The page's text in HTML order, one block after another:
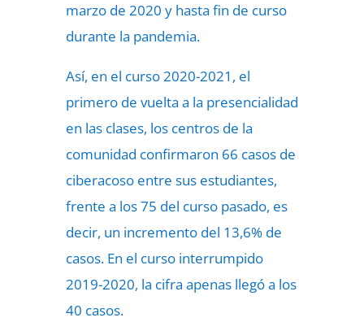
marzo de 2020 y hasta fin de curso
durante la pandemia.
Así, en el curso 2020-2021, el
primero de vuelta a la presencialidad
en las clases, los centros de la
comunidad confirmaron 66 casos de
ciberacoso entre sus estudiantes,
frente a los 75 del curso pasado, es
decir, un incremento del 13,6% de
casos. En el curso interrumpido
2019-2020, la cifra apenas llegó a los
40 casos.